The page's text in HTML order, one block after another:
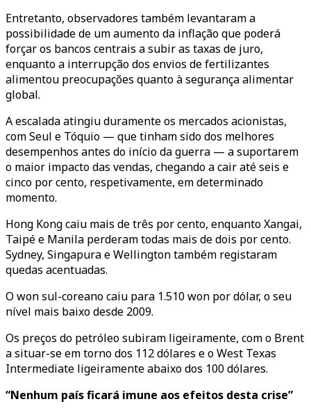
Entretanto, observadores também levantaram a
possibilidade de um aumento da inflação que poderá
forçar os bancos centrais a subir as taxas de juro,
enquanto a interrupção dos envios de fertilizantes
alimentou preocupações quanto à segurança alimentar
global.
A escalada atingiu duramente os mercados acionistas,
com Seul e Tóquio — que tinham sido dos melhores
desempenhos antes do início da guerra — a suportarem
o maior impacto das vendas, chegando a cair até seis e
cinco por cento, respetivamente, em determinado
momento.
Hong Kong caiu mais de três por cento, enquanto Xangai,
Taipé e Manila perderam todas mais de dois por cento.
Sydney, Singapura e Wellington também registaram
quedas acentuadas.
O won sul-coreano caiu para 1.510 won por dólar, o seu
nível mais baixo desde 2009.
Os preços do petróleo subiram ligeiramente, com o Brent
a situar-se em torno dos 112 dólares e o West Texas
Intermediate ligeiramente abaixo dos 100 dólares.
“Nenhum país ficará imune aos efeitos desta crise”